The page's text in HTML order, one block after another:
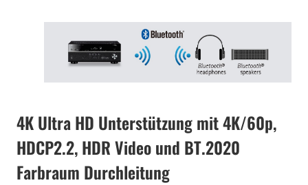
4K Ultra HD Unterstützung mit 4K/60p,
HDCP2.2, HDR Video und BT.2020
Farbraum Durchleitung